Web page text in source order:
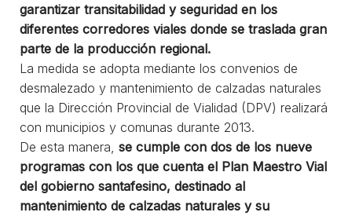
garantizar transitabilidad y seguridad en los
diferentes corredores viales donde se traslada gran
parte de la producción regional.
La medida se adopta mediante los convenios de
desmalezado y mantenimiento de calzadas naturales
que la Dirección Provincial de Vialidad (DPV) realizará
con municipios y comunas durante 2013.
De esta manera, se cumple con dos de los nueve
programas con los que cuenta el Plan Maestro Vial
del gobierno santafesino, destinado al
mantenimiento de calzadas naturales y su